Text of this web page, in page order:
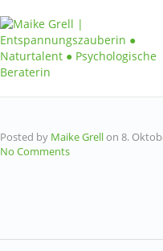
Posted by Maike Grellon 8.
No Comments